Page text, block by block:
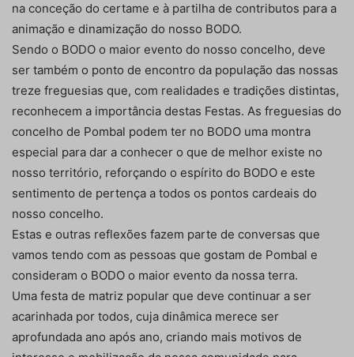
na conceção do certame e à partilha de contributos para a
animação e dinamização do nosso BODO.
Sendo o BODO o maior evento do nosso concelho, deve
ser também o ponto de encontro da população das nossas
treze freguesias que, com realidades e tradições distintas,
reconhecem a importância destas Festas. As freguesias do
concelho de Pombal podem ter no BODO uma montra
especial para dar a conhecer o que de melhor existe no
nosso território, reforçando o espírito do BODO e este
sentimento de pertença a todos os pontos cardeais do
nosso concelho.
Estas e outras reflexões fazem parte de conversas que
vamos tendo com as pessoas que gostam de Pombal e
consideram o BODO o maior evento da nossa terra.
Uma festa de matriz popular que deve continuar a ser
acarinhada por todos, cuja dinâmica merece ser
aprofundada ano após ano, criando mais motivos de